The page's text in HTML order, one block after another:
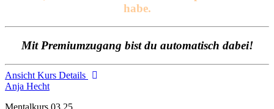
habe.
Mit Premiumzugang bist du automatisch dabei!
Ansicht Kurs Details
Anja Hecht
Mentalkurs 03.25